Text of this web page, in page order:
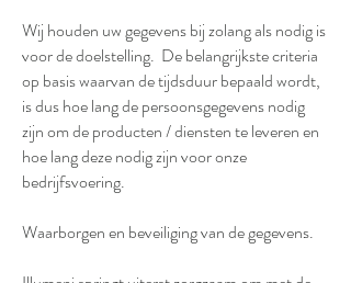
Wij houden uw gegevens bij zolang als nodig is
voor de doelstelling. De belangrijkste criteria
op basis waarvan de tijdsduur bepaald wordt,
is dus hoe lang de persoonsgegevens nodig
zijn om de producten / diensten te leveren en
hoe lang deze nodig zijn voor onze
bedrijfsvoering.
Waarborgen en beveiliging van de gegevens.